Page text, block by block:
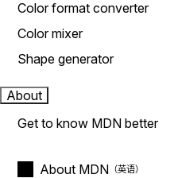
Color format converter
Color mixer
Shape generator
About
Get to know MDN better
About MDN